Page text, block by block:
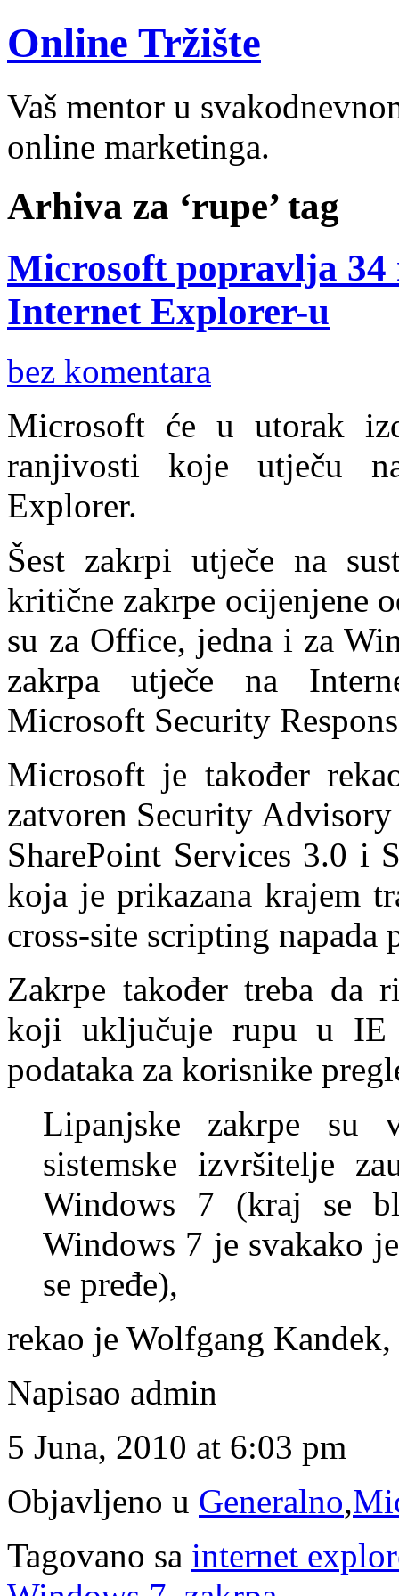
Online Tržište
Vaš mentor u
online marketinga.
Arhiva za ‘rupe’ tag
Microsoft popravlja 34
Internet Explorer-u
bez komentara
Microsoft će u utorak
ranjivosti koje utječu
Explorer.
Šest zakrpi utječe na
kritične zakrpe ocijenjene
su za Office, jedna i za
zakrpa utječe na
Microsoft Security
Microsoft je također
zatvoren Security
SharePoint Services 3.0 i
koja je prikazana krajem
cross-site scripting napada
Zakrpe također treba da
koji uključuje rupu u IE
podataka za korisnike
Lipanjske zakrpe su
sistemske izvršitelje
Windows 7 (kraj se
Windows 7 je svakako
se pređe),
rekao je Wolfgang
Napisao admin
5 Juna, 2010 at 6:03 pm
Objavljeno u Generalno,
Tagovano sa internet